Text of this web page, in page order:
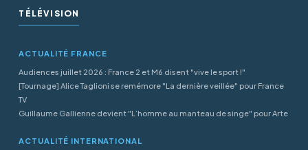
TÉLÉVISION
ACTUALITÉ FRANCE
Audiences juillet 2026 : France 2 et M6 disent "vive le sport !"
[Tournage] Alice Taglioni se remémore "La dernière veillée" pour France
TV
Guillaume Gallienne devient "L’homme au manteau de singe" pour Arte
ACTUALITÉ INTERNATIONAL